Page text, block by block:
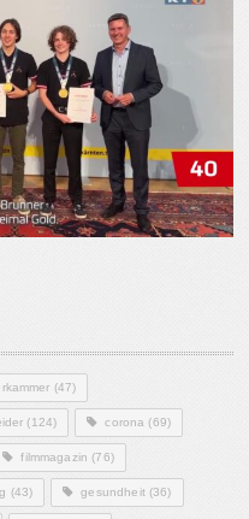
(47)
(124) corona (69)
filmmagazin (76)
(43) gesundheit(36)